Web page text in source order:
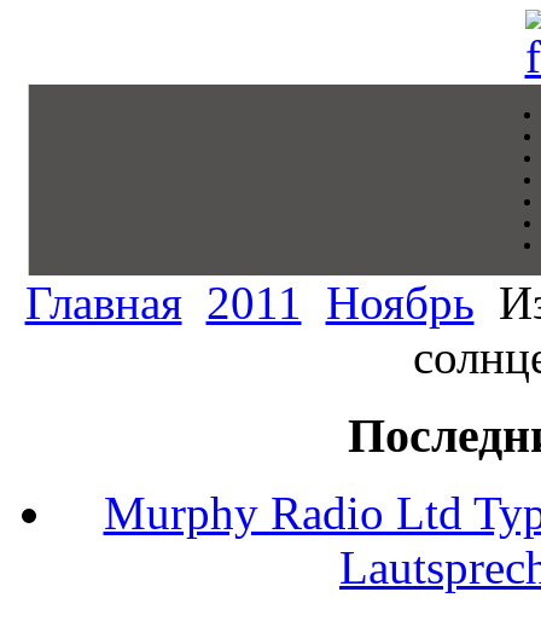
Главная 2011 Ноябрь
Murphy Radio Ltd